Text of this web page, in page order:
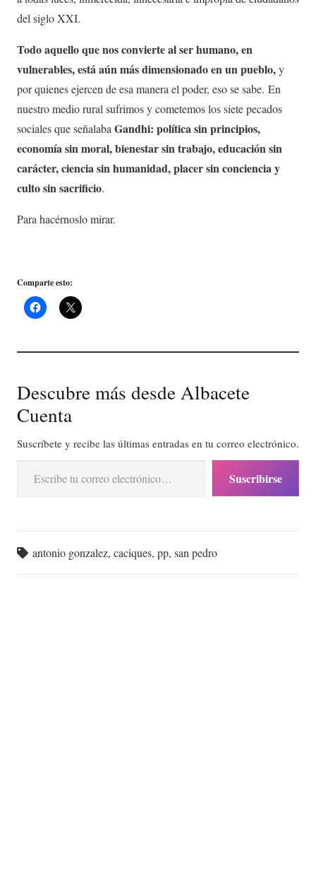
del siglo XXI.
Todo aquello que nos convierte al ser humano, en
vulnerables, está aún más dimensionado en un pueblo,y
por quienes ejercen de esa manera el poder, eso se sabe. En
nuestro medio rural sufrimos y cometemos los siete pecados
sociales que señalaba Gandhi: política sin principios,
economía sin moral, bienestar sin trabajo, educación sin
carácter, ciencia sin humanidad, placer sin conciencia y
culto sin sacrificio.
Para hacérnoslo mirar.
Comparte esto:
Descubre más desde Albacete
Cuenta
Suscríbete y recibe las últimas entradas en tu correo electrónico.
Escribe tu correo electrónico…
Suscribirse
antonio gonzalez,caciques,pp,san pedro